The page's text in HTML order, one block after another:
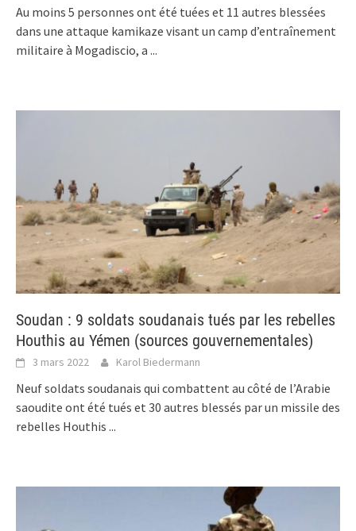
Au moins 5 personnes ont été tuées et 11 autres blessées
dans une attaque kamikaze visant un camp d’entraînement
militaire à Mogadiscio, a ...
Soudan : 9 soldats soudanais tués par les rebelles
Houthis au Yémen (sources gouvernementales)
3 mars 2022 Karol Biedermann
Neuf soldats soudanais qui combattent au côté de l’Arabie
saoudite ont été tués et 30 autres blessés par un missile des
rebelles Houthis ...